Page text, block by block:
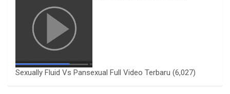
Sexually Fluid Vs Pansexual Full Video Terbaru (6,027)